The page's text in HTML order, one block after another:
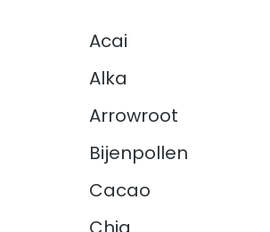
Superfoods
Acai
Alka
Arrowroot
Bijenpollen
Cacao